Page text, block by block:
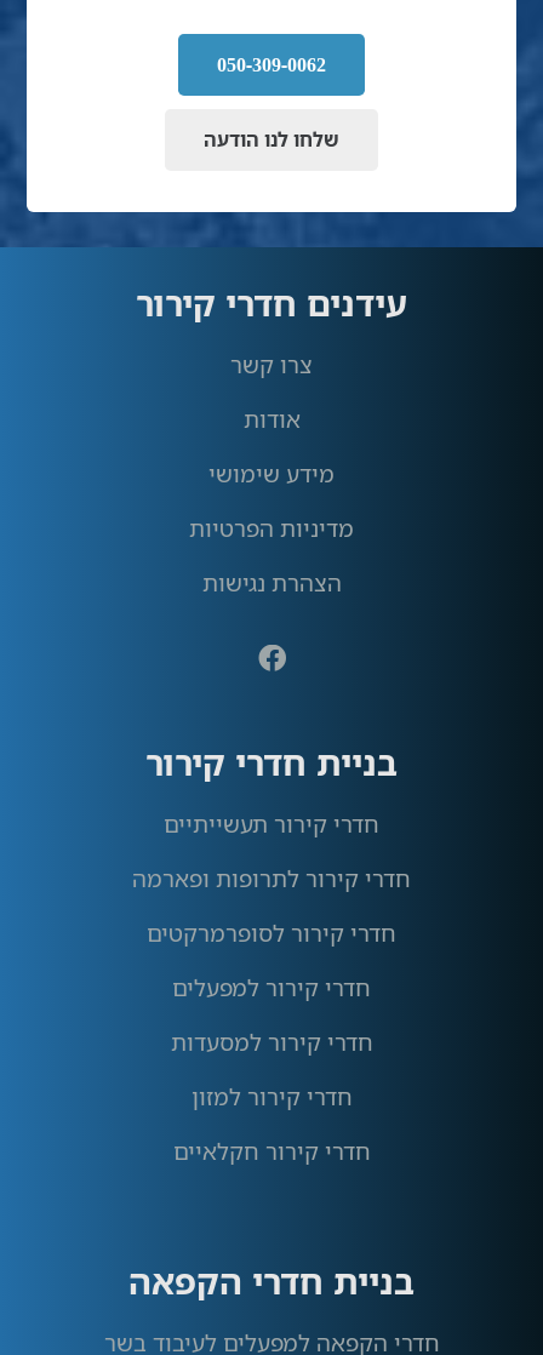
050-309-0062
שלחו לנו הודעה
עידנים חדרי קירור
צרו קשר
אודות
מידע שימושי
מדיניות הפרטיות
הצהרת נגישות
בניית חדרי קירור
חדרי קירור תעשייתיים
חדרי קירור לתרופות ופארמה
חדרי קירור לסופרמרקטים
חדרי קירור למפעלים
חדרי קירור למסעדות
חדרי קירור למזון
חדרי קירור חקלאיים
בניית חדרי הקפאה
חדרי הקפאה למפעלים לעיבוד בשר